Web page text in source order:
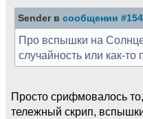
Sender в сообщении
Про вспышки на
случайность или как-
Просто срифмовалось
тележный скрип,